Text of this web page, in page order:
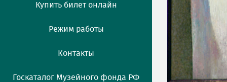
Купить билет онлайн
Режим работы
Контакты
Госкаталог Музейного фонда РФ